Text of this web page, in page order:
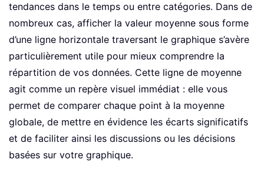
tendances dans le temps ou entre catégories. Dans de
nombreux cas, afficher la valeur moyenne sous forme
d’une ligne horizontale traversant le graphique s’avère
particulièrement utile pour mieux comprendre la
répartition de vos données. Cette ligne de moyenne
agit comme un repère visuel immédiat : elle vous
permet de comparer chaque point à la moyenne
globale, de mettre en évidence les écarts significatifs
et de faciliter ainsi les discussions ou les décisions
basées sur votre graphique.